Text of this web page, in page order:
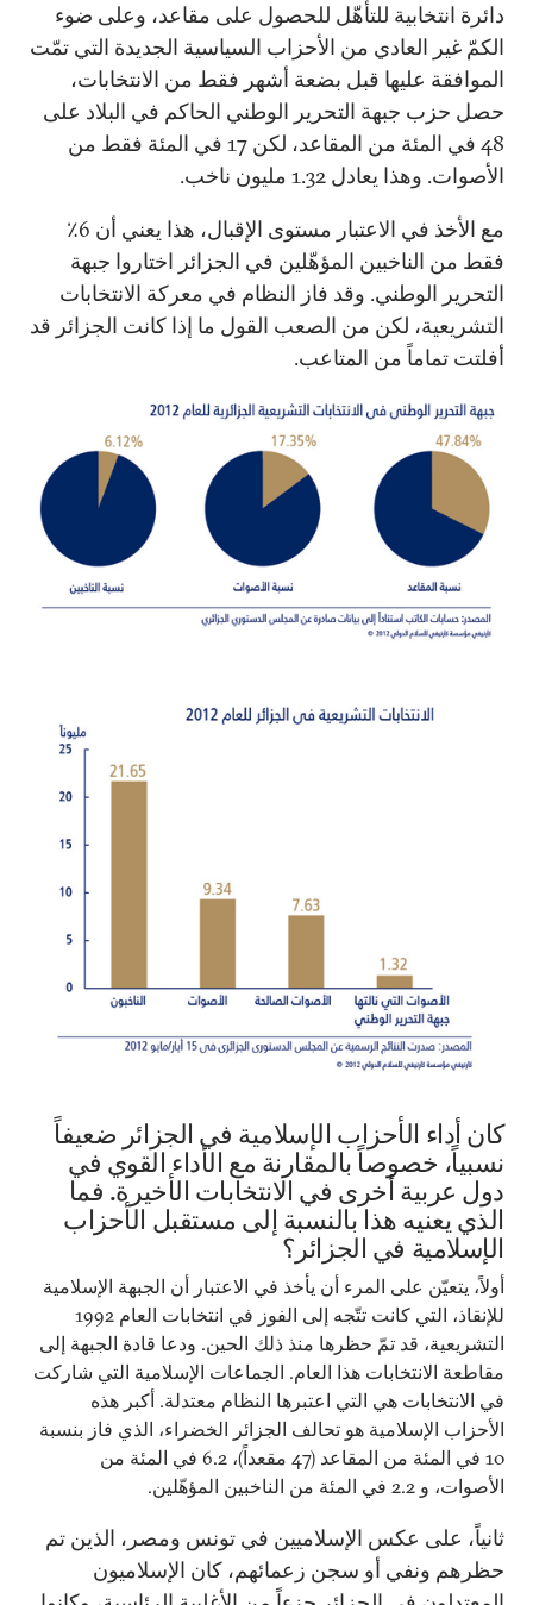
دائرة انتخابية للتأهّل للحصول على مقاعد، وعلى ضوء
الكمّ غير العادي من الأحزاب السياسية الجديدة التي تمّت
الموافقة عليها قبل بضعة أشهر فقط من الانتخابات،
حصل حزب جبهة التحرير الوطني الحاكم في البلاد على
48 في المئة من المقاعد، لكن 17 في المئة فقط من
الأصوات. وهذا يعادل 1.32 مليون ناخب.
مع الأخذ في الاعتبار مستوى الإقبال، هذا يعني أن 6٪
فقط من الناخبين المؤهّلين في الجزائر اختاروا جبهة
التحرير الوطني. وقد فاز النظام في معركة الانتخابات
التشريعية، لكن من الصعب القول ما إذا كانت الجزائر قد
أفلتت تماماً من المتاعب.
كان أداء الأحزاب الإسلامية في الجزائر ضعيفاً
نسبياً، خصوصاً بالمقارنة مع الأداء القوي في
دول عربية أخرى في الانتخابات الأخيرة. فما
الذي يعنيه هذا بالنسبة إلى مستقبل الأحزاب
الإسلامية في الجزائر؟
أولاً، يتعيّن على المرء أن يأخذ في الاعتبار أن الجبهة الإسلامية
للإنقاذ، التي كانت تتّجه إلى الفوز في انتخابات العام 1992
التشريعية، قد تمّ حظرها منذ ذلك الحين. ودعا قادة الجبهة إلى
مقاطعة الانتخابات هذا العام. الجماعات الإسلامية التي شاركت
في الانتخابات هي التي اعتبرها النظام معتدلة. أكبر هذه
الأحزاب الإسلامية هو تحالف الجزائر الخضراء، الذي فاز بنسبة
10 في المئة من المقاعد (47 مقعداً)، 6.2 في المئة من
الأصوات، و 2.2 في المئة من الناخبين المؤهّلين.
ثانياً، على عكس الإسلاميين في تونس ومصر، الذين تم
حظرهم ونفي أو سجن زعمائهم، كان الإسلاميون